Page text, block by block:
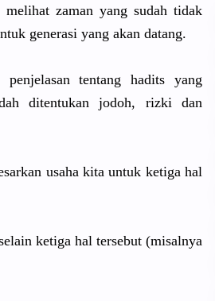
zaman yang sudah tidak
generasi yang akan datang.
penjelasan tentang hadits yang
ditentukan jodoh, rizki dan
usaha kita untuk ketiga hal
ketiga hal tersebut (misalnya